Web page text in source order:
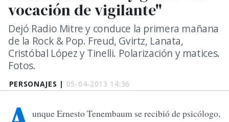
PERSONAJES | 05-04-2013 14:36
vocación de vigilante"
Dejó Radio Mitre y conduce la primera mañana
de la Rock & Pop. Freud, Gvirtz, Lanata,
Cristóbal López y Tinelli. Polarización y matices.
Fotos.
unque Ernesto Tenembaum se recibió de psicólogo,